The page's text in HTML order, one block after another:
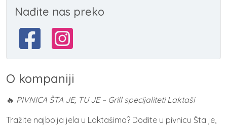
Nađite nas preko
O kompaniji
🔥 PIVNICA ŠTA JE, TU JE – Grill specijaliteti Laktaši
Tražite najbolja jela u Laktašima? Dođite u pivnicu Šta je,